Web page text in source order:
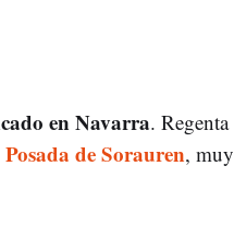
en Navarra. Regenta
de Sorauren, muy